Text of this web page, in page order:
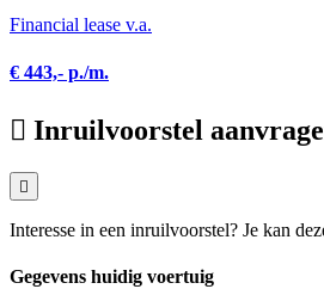
Financial lease v.a.
€ 443,- p./m.
Inruilvoorstel
Interesse in een inruilvoorstel? Je kan
Gegevens huidig voertuig